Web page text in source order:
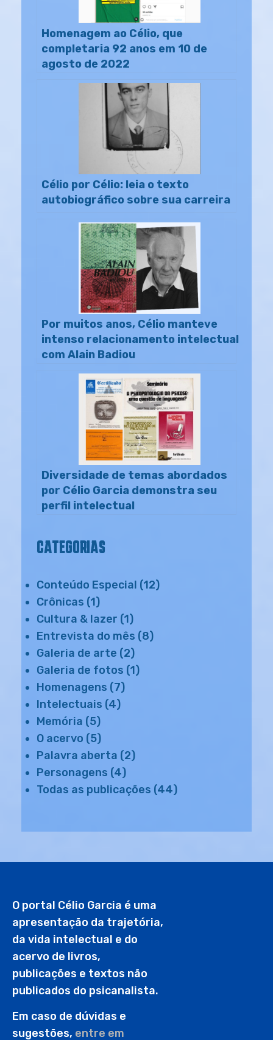
Homenagem ao Célio, que
completaria 92 anos em 10 de
agosto de 2022
Célio por Célio: leia o texto
autobiográfico sobre sua carreira
Por muitos anos, Célio manteve
intenso relacionamento intelectual
com Alain Badiou
Diversidade de temas abordados
por Célio Garcia demonstra seu
perfil intelectual
CATEGORIAS
Conteúdo Especial (12)
Crônicas (1)
Cultura & lazer (1)
Entrevista do mês (8)
Galeria de arte (2)
Galeria de fotos (1)
Homenagens (7)
Intelectuais (4)
Memória (5)
O acervo (5)
Palavra aberta (2)
Personagens (4)
Todas as publicações (44)
O portal Célio Garcia é uma
apresentação da trajetória,
da vida intelectual e do
acervo de livros,
publicações e textos não
publicados do psicanalista.
Em caso de dúvidas e
sugestões, entre em